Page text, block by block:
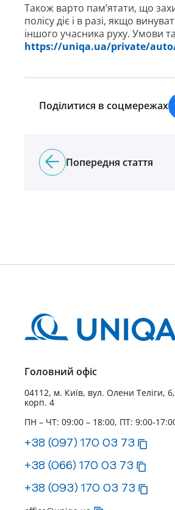
Також варто пам’ятати, що
полісу діє і в разі, якщо
іншого учасника руху. Умови
https://uniqa.ua/private/
Поділитися в соцмережах
Попередня стаття
Головний офіс
04112, м. Київ, вул. Олени Теліги, 6,
корп. 4
ПН – ЧТ: 09:00 – 18:00, ПТ: 9:00-
+38 (097) 170 03 73
+38 (066) 170 03 73
+38 (093) 170 03 73